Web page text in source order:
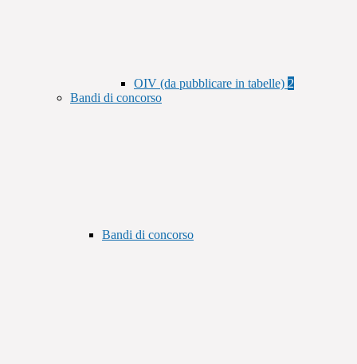
OIV (da pubblicare in tabelle) 2
Bandi di concorso
Bandi di concorso